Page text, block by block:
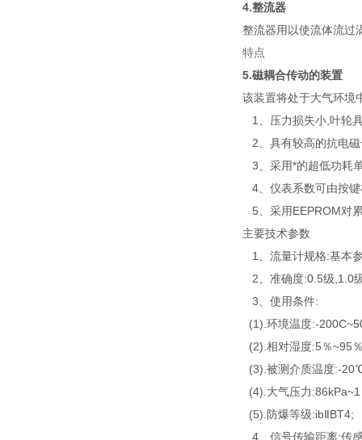
4.整流器
整流器用以使流体流过
特点
5.磁耦合传动的装置
该装置将处于大气环境
1、压力损失小,叶轮
2、具有较高的抗电
3、采用*的超低功耗
4、仪表系数可由按
5、采用EEPROM对
主要技术参数
1、流量计规格:基本
2、准确度:0.5级,1.0
3、使用条件:
(1).环境温度:-
(2).相对湿度:5％~95
(3).被测介质温度:-
(4).大气压力
(5).防爆等级:ibⅡBT4;
4、信号传输距离:传